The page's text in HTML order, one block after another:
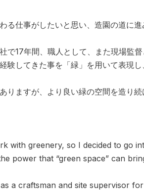
る仕事がしたいと思い、造園の道に
で17年間、職人として、また現場監
験してきた事を「緑」を用いて表現
りますが、より良い緑の空間を造り続
with greenery, so I decided to go
power that “green space” can
a craftsman and site supervisor